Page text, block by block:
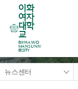
이화
여자
대학
교
EWHA WO
MANS UNIV
ERSITY
뉴스센터